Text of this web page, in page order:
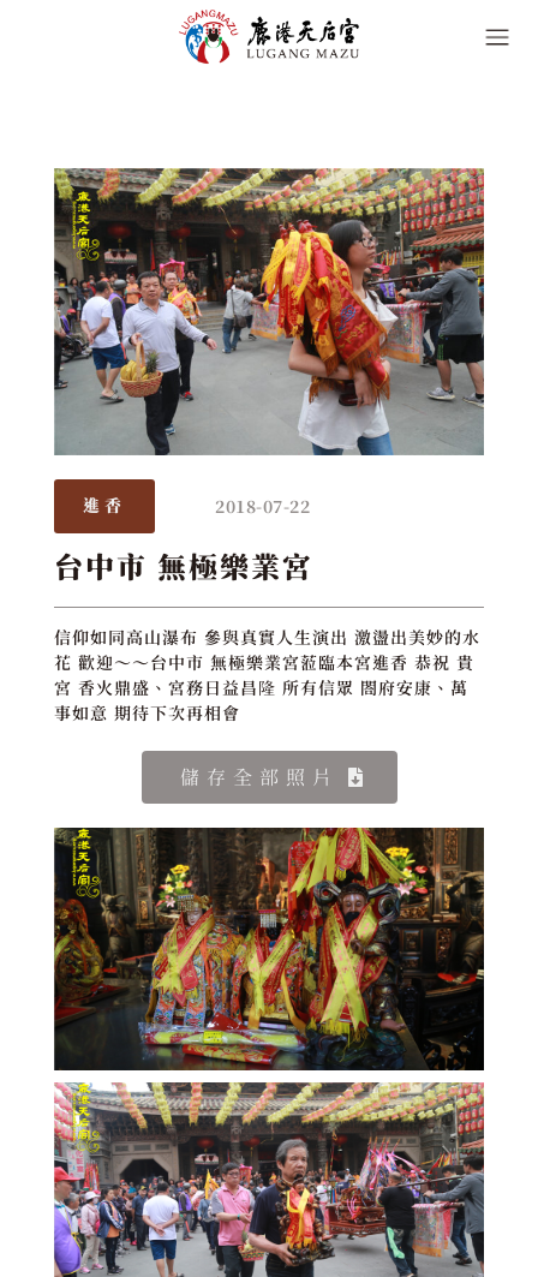
進香 2018-07-22
台中市 無極樂業宮
信仰如同高山瀑布 參與真實人生演出 激盪出美妙的水
花 歡迎～～台中市 無極樂業宮蒞臨本宮進香 恭祝 貴
宮 香火鼎盛、宮務日益昌隆 所有信眾 閤府安康、萬
事如意 期待下次再相會
儲存全部照片